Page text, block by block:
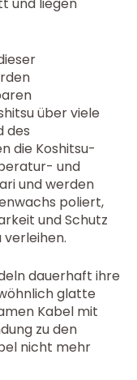
über viele
des
die Koshitsu-
und
und werden
poliert,
und Schutz
dauerhaft ihre
glatte
Kabel mit
zu den
nicht mehr